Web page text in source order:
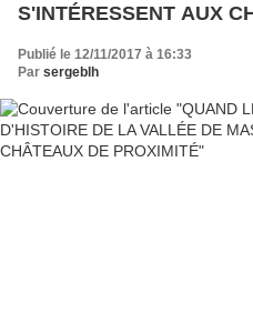
S'INTÉRESSENT AUX
Publié le 12/11/2017 à 16:33
Par sergeblh